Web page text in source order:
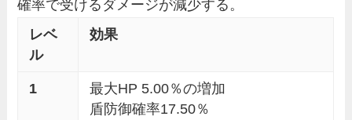
確率で受けるダメージが減少する。
レベ
ル
効果
1
最大HP 5.00％の増加
盾防御確率17.50％